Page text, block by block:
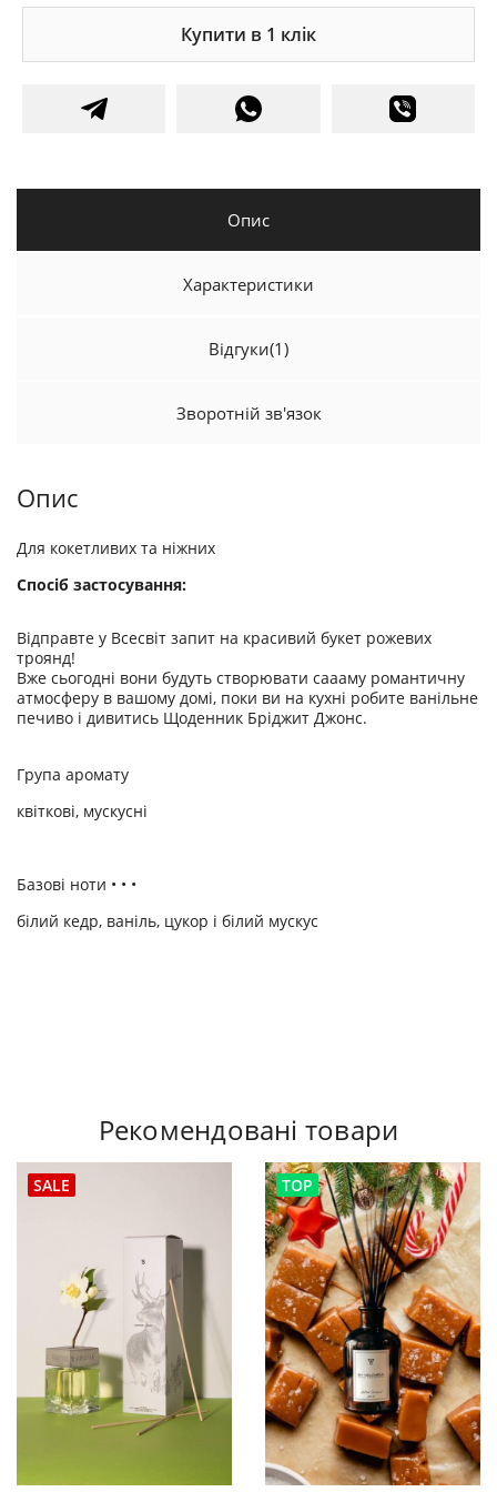
Купити в 1 клік
Опис
Характеристики
Відгуки(1)
Зворотній зв'язок
Опис
Для кокетливих та ніжних
Спосіб застосування:
Відправте у Всесвіт запит на красивий букет рожевих
троянд!
Вже сьогодні вони будуть створювати саааму романтичну
атмосферу в вашому домі, поки ви на кухні робите ванільне
печиво і дивитись Щоденник Бріджит Джонс.
Група аромату
квіткові, мускусні
Базові ноти • • •
білий кедр, ваніль, цукор і білий мускус
Рекомендовані товари
SALE TOP